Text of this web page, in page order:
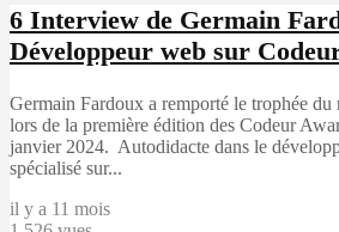
6 Interview de Germain
Développeur web sur
Germain Fardoux a remporté le trophée
lors de la première édition des Codeur
janvier 2024. Autodidacte dans le
spécialisé sur...
il y a 11 mois